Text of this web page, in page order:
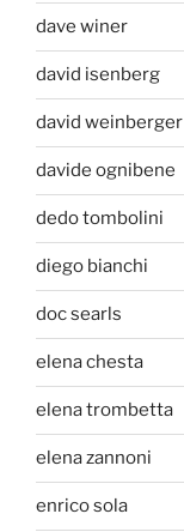
dave winer
david isenberg
david weinberger
davide ognibene
dedo tombolini
diego bianchi
doc searls
elena chesta
elena trombetta
elena zannoni
enrico sola